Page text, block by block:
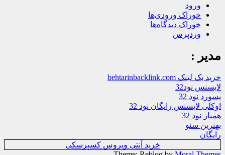
ورود
خوراک ورودی‌ها
خوراک دیدگاه‌ها
وردپرس
مدیر :
خرید بک لینک behtarinbacklink.com
لایسنس نود32
پسورد نود 32
اوکلی لایسنس رایگان نود 32
همیار نود 32
بهترین سئو
رایگان
خرید آنتی ویروس کسپرسکی